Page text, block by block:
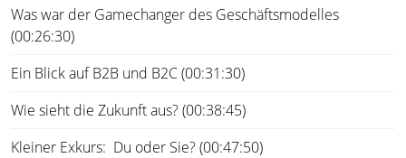
Was war der Gamechanger des Geschäftsmodelles
(00:26:30)
Ein Blick auf B2B und B2C (00:31:30)
Wie sieht die Zukunft aus? (00:38:45)
Kleiner Exkurs: Du oder Sie? (00:47:50)